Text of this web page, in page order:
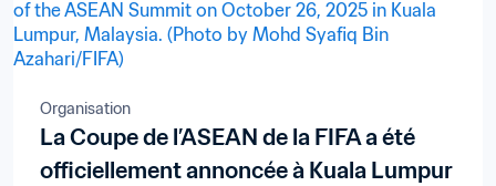
Organisation
La Coupe de l’ASEAN de la FIFA a été
officiellement annoncée à Kuala Lumpur